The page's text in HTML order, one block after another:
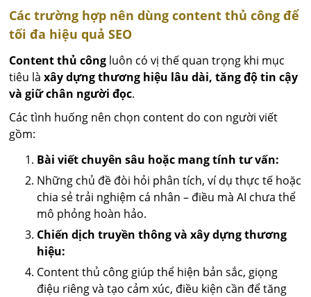
Các trường hợp nên dùng content thủ công để
tối đa hiệu quả SEO
Content thủ công luôn có vị thế quan trọng khi mục
tiêu làxây dựng thương hiệu lâu dài, tăng độ tin cậy
và giữ chân người đọc.
Các tình huống nên chọn content do con người viết
gồm:
Bài viết chuyên sâu hoặc mang tính tư vấn:
Những chủ đề đòi hỏi phân tích, ví dụ thực tế hoặc
chia sẻ trải nghiệm cá nhân – điều mà AI chưa thể
mô phỏng hoàn hảo.
Chiến dịch truyền thông và xây dựng thương
hiệu:
Content thủ công giúp thể hiện bản sắc, giọng
điệu riêng và tạo cảm xúc, điều kiện cần để tăng